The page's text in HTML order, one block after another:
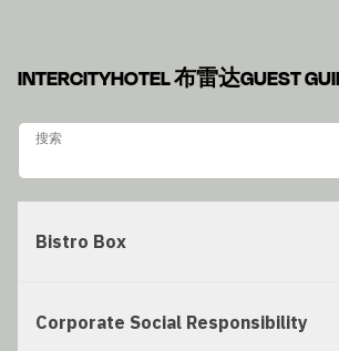
INTERCITYHOTEL 布雷达GUEST
搜索
搜索
Bistro Box
Corporate Social Responsibility